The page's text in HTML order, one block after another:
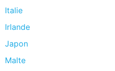
Italie
Irlande
Japon
Malte